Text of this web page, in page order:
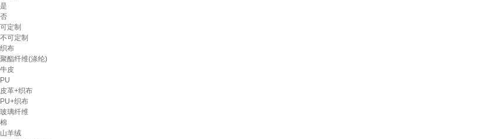
是
否
可定制
不可定制
织布
聚酯纤维(涤纶)
牛皮
PU
皮革+织布
PU+织布
玻璃纤维
棉
山羊绒